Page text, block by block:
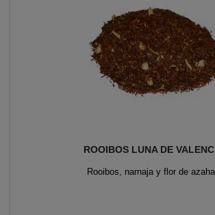
ROOIBOS LUNA DE
Rooibos, narnaja y flor de